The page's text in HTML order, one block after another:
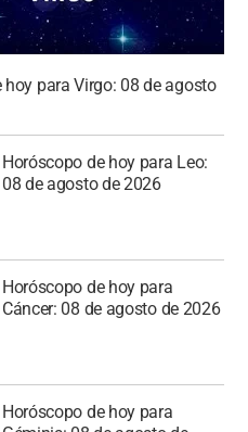
hoy para Virgo: 08 de agosto
Horóscopo de hoy para Leo:
08 de agosto de 2026
Horóscopo de hoy para
Cáncer: 08 de agosto de 2026
Horóscopo de hoy para